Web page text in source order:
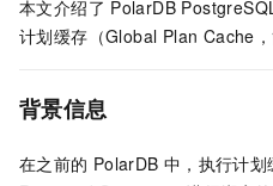
本文介绍了 PolarDB
计划缓存（Global Plan Cache
背景信息
在之前的 PolarDB 中，执行计